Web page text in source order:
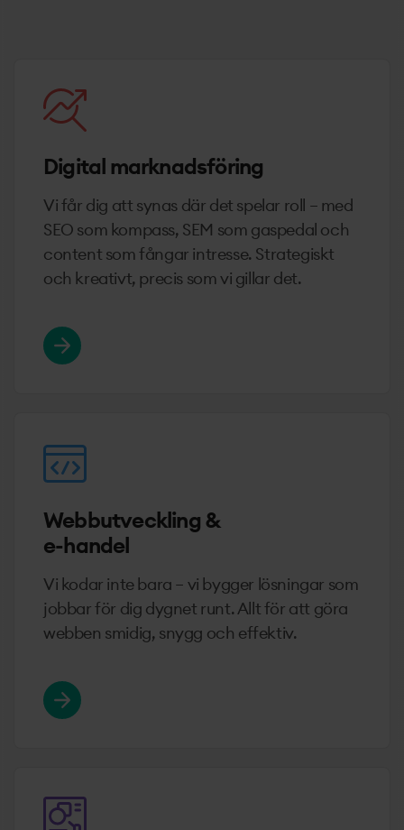
Digital marknadsföring
Vi får dig att synas där det spelar roll – med
SEO som kompass, SEM som gaspedal och
content som fångar intresse. Strategiskt
och kreativt, precis som vi gillar det.
Webbutveckling &
e-handel
Vi kodar inte bara – vi bygger lösningar som
jobbar för dig dygnet runt. Allt för att göra
webben smidig, snygg och effektiv.